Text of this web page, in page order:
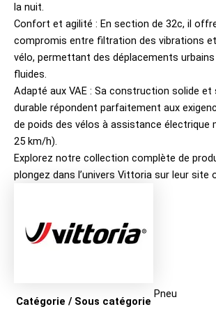
la nuit.
Confort et agilité : En section de 32c, il
compromis entre filtration des vibrations
vélo, permettant des déplacements
fluides.
Adapté aux VAE : Sa construction solide et
durable répondent parfaitement aux
de poids des vélos à assistance électrique
25 km/h).
Explorez notre collection complète de
plongez dans l’univers Vittoria sur leur site
Catégorie / Sous catégorie
Pneu